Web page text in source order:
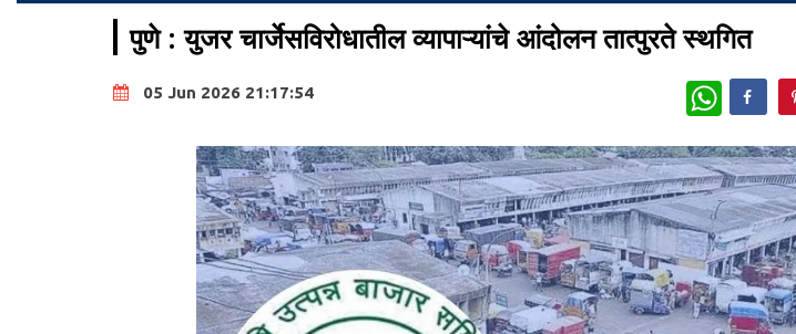
पुणे : युजर चार्जेसविरोधातील व्यापाऱ्यांचे आंदोलन तात्पुरते स्थगित
05 Jun 2026 21:17:54 WhatsApp